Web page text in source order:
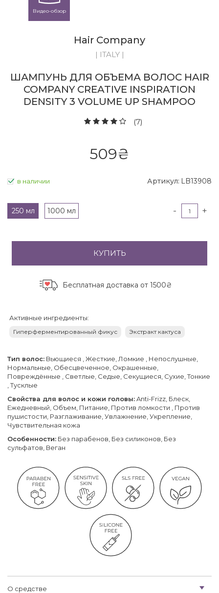
Видео-обзор
Hair Company
| ITALY |
ШАМПУНЬ ДЛЯ ОБЪЕМА ВОЛОС HAIR
COMPANY CREATIVE INSPIRATION
DENSITY 3 VOLUME UP SHAMPOO
(7)
509₴
в наличии Артикул: LB13908
250 мл 1000 мл - +
КУПИТЬ
Бесплатная доставка от 1500₴
Активные ингредиенты:
Гиперферментированный фикус Экстракт кактуса
Тип волос: Вьющиеся , Жесткие, Ломкие , Непослушные,
Нормальные, Обесцвеченное, Окрашенные,
Повреждённые , Светлые, Седые, Секущиеся, Сухие, Тонкие
, Тусклые
Свойства для волос и кожи головы:Anti-Frizz, Блеск,
Ежедневный, Объем, Питание, Против ломкости , Против
пушистости, Разглаживание, Увлажнение, Укрепление,
Чувствительная кожа
Особенности: Без парабенов, Без силиконов, Без
сульфатов, Веган
О средстве